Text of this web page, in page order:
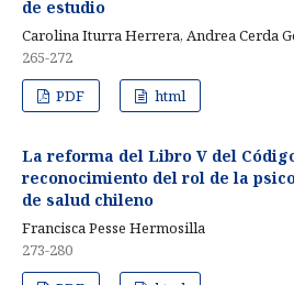
de estudio
Carolina Iturra Herrera, Andrea Cerda
265-272
PDF
html
La reforma del Libro V del
reconocimiento del rol de la
de salud chileno
Francisca Pesse Hermosilla
273-280